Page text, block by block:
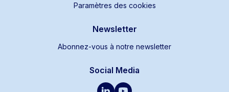
Paramètres des cookies
Newsletter
Abonnez-vous à notre newsletter
Social Media